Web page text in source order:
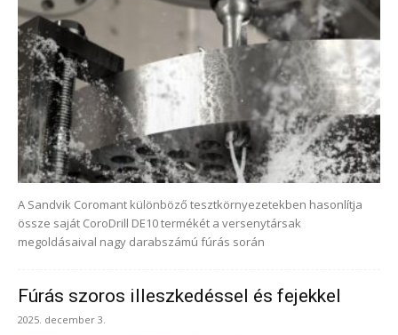
A Sandvik Coromant különböző tesztkörnyezetekben hasonlítja
össze saját CoroDrill DE10 termékét a versenytársak
megoldásaival nagy darabszámú fúrás során
Fúrás szoros illeszkedéssel és fejekkel
2025. december 3.